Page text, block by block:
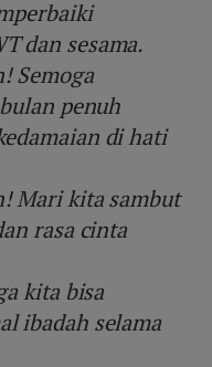
dan sesama.
Semoga
penuh
di hati
Mari kita sambut
rasa cinta
kita bisa
ibadah selama